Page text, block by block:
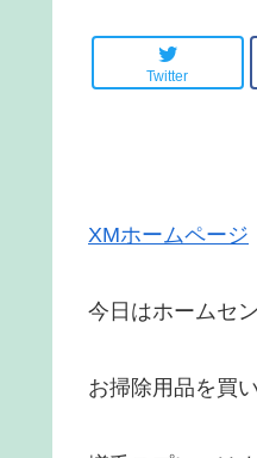
Twitter
XMホームページ
今日はホームセ
お掃除用品を買